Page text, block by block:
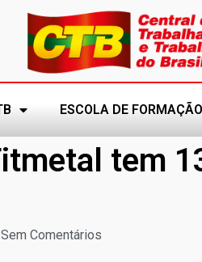
ESCOLA DE FORMAÇÃO
tem
Sem Comentários